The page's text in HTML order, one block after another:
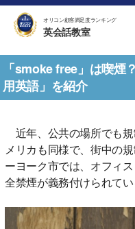
オリコン顧客満足度ランキング
英会話教室
「smoke free」は喫
用英語」を紹介
近年、公共の場所でも規
メリカも同様で、街中の
ーヨーク市では、オフィ
全禁煙が義務付けられてい